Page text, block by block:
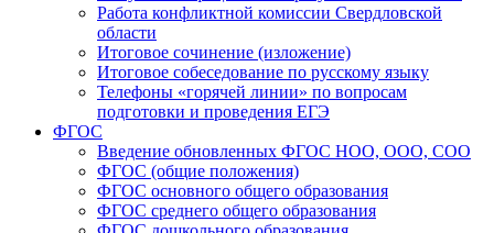
Работа конфликтной комиссии Свердловской
области
Итоговое сочинение (изложение)
Итоговое собеседование по русскому языку
Телефоны «горячей линии» по вопросам
подготовки и проведения ЕГЭ
ФГОС
Введение обновленных ФГОС НОО, ООО, СОО
ФГОС (общие положения)
ФГОС основного общего образования
ФГОС среднего общего образования